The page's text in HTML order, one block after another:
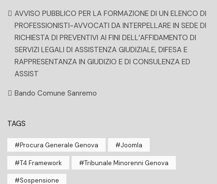
AVVISO PUBBLICO PER LA FORMAZIONE DI UN ELENCO DI
PROFESSIONISTI-AVVOCATI DA INTERPELLARE IN SEDE DI
RICHIESTA DI PREVENTIVI AI FINI DELL’AFFIDAMENTO DI
SERVIZI LEGALI DI ASSISTENZA GIUDIZIALE, DIFESA E
RAPPRESENTANZA IN GIUDIZIO E DI CONSULENZA ED
ASSIST
Bando Comune Sanremo
TAGS
Procura Generale Genova Joomla
T4 Framework Tribunale Minorenni Genova
Sospensione